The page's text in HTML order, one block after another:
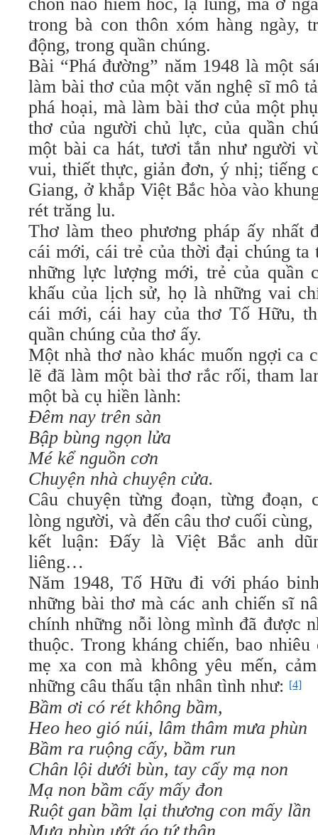
trong bà con thôn xóm hàng ngày,
động, trong quần chúng.
Bài “Phá đường” năm 1948 là một
làm bài thơ của một văn nghệ sĩ mô
phá hoại, mà làm bài thơ của một
thơ của người chủ lực, của quần
một bài ca hát, tươi tắn như người
vui, thiết thực, giản đơn, ý nhị; tiếng
Giang, ở khắp Việt Bắc hòa vào
rét trăng lu.
Thơ làm theo phương pháp ấy
cái mới, cái trẻ của thời đại chúng ta
những lực lượng mới, trẻ của quần
khấu của lịch sử, họ là những vai
cái mới, cái hay của thơ Tố Hữu,
quần chúng của thơ ấy.
Một nhà thơ nào khác muốn ngợi ca
lẽ đã làm một bài thơ rắc rối, tham
một bà cụ hiền lành:
Ðêm nay trên sàn
Bập bùng ngọn lửa
Mé kể nguồn cơn
Chuyện nhà chuyện cửa.
Câu chuyện từng đoạn, từng
lòng người, và đến câu thơ cuối
kết luận: Ðấy là Việt Bắc anh
liêng…
Năm 1948, Tố Hữu đi với pháo
những bài thơ mà các anh chiến sĩ
chính những nỗi lòng mình đã được
thuộc. Trong kháng chiến, bao
mẹ xa con mà không yêu mến,
những câu thấu tận nhân tình như: [4]
Bầm ơi có rét không bầm,
Heo heo gió núi, lâm thâm mưa phùn
Bầm ra ruộng cấy, bầm run
Chân lội dưới bùn, tay cấy mạ non
Mạ non bầm cấy mấy đon
Ruột gan bầm lại thương con mấy lần